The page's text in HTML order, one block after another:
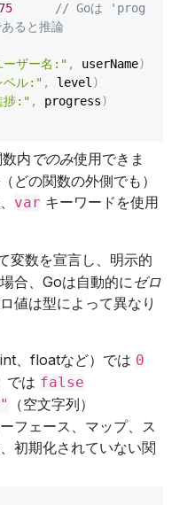
// Goは 'prog
ると推論
ーザー名:" , userName)
ベル:" , level )
捗:" , progress)
内でのみ使用できま
どの関数の外側でも）
var キーワードを使用
変数を宣言し、明示的
合、Goは自動的にゼロ
値は型によって異なり
、floatなど）では 0
では false
（空文字列）
フェース、マップ、ス
初期化されていない関